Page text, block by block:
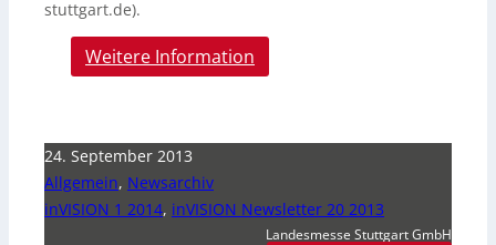
stuttgart.de).
Weitere Information
24. September 2013
Allgemein, Newsarchiv
inVISION 1 2014, inVISION Newsletter 20 2013
Landesmesse Stuttgart GmbH